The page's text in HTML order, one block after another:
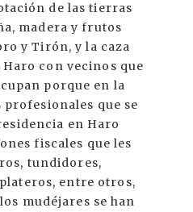
de las tierras
madera y frutos
y Tirón, y la caza
con vecinos que
porque en la
que se
en Haro
fiscales que les
tundidores,
entre otros,
mudéjares se han